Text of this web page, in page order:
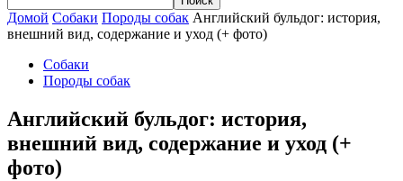
Домой Собаки Породы собак Английский бульдог: история,
внешний вид, содержание и уход (+ фото)
Собаки
Породы собак
Английский бульдог: история,
внешний вид, содержание и уход (+
фото)